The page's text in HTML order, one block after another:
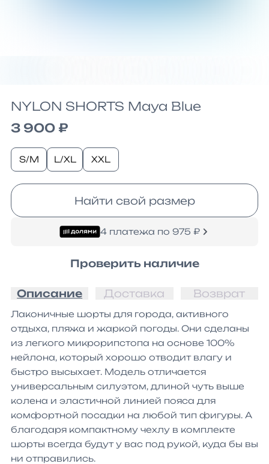
NYLON SHORTS Maya Blue
3 900 ₽
S/M L/XL XXL
Найти свой размер
4 платежа по 975 ₽
Проверить наличие
Описание Доставка Возврат
Лаконичные шорты для города, активного
отдыха, пляжа и жаркой погоды. Они сделаны
из легкого микрорипстопа на основе 100%
нейлона, который хорошо отводит влагу и
быстро высыхает. Модель отличается
универсальным силуэтом, длиной чуть выше
колена и эластичной линией пояса для
комфортной посадки на любой тип фигуры. А
благодаря компактному чехлу в комплекте
шорты всегда будут у вас под рукой, куда бы вы
ни отправились.